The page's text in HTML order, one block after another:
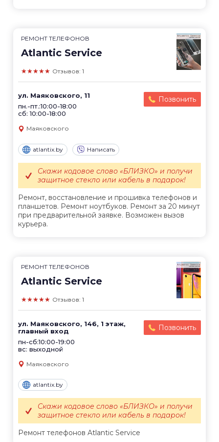
РЕМОНТ ТЕЛЕФОНОВ
Atlantic Service
★★★★★ Отзывов: 1
ул. Маяковского, 11
пн.-пт.:10:00-18:00
сб: 10:00-18:00
Позвонить
Маяковского
atlantix.by Написать
Ремонт, восстановление и прошивка телефонов и
планшетов. Ремонт ноутбуков. Ремонт за 20 минут
при предварительной заявке. Возможен вызов
курьера.
Скажи кодовое слово «БЛИЗКО» и получи
защитное стекло или кабель в подарок!
РЕМОНТ ТЕЛЕФОНОВ
Atlantic Service
★★★★★ Отзывов: 1
ул. Маяковского, 146, 1 этаж,
главный вход
пн-сб:10:00-19:00
вс: выходной
Позвонить
Маяковского
atlantix.by
Ремонт телефонов Atlantic Service
Скажи кодовое слово «БЛИЗКО» и получи
защитное стекло или кабель в подарок!